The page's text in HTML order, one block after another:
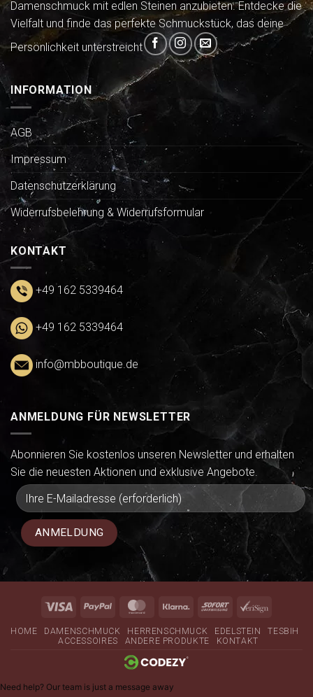
Damenschmuck mit edlen Steinen anzubieten. Entdecke die
Vielfalt und finde das perfekte Schmuckstück, das deine
Persönlichkeit unterstreicht
INFORMATION
AGB
Impressum
Datenschutzerklärung
Widerrufsbelehrung & Widerrufsformular
KONTAKT
+49 162 5339464
+49 162 5339464
info@mbboutique.de
ANMELDUNG FÜR NEWSLETTER
Abonnieren Sie kostenlos unseren Newsletter und erhalten
Sie die neuesten Aktionen und exklusive Angebote.
Visa PayPal MasterCardKlarna Sofort VeriSign
HOME DAMENSCHMUCK HERRENSCHMUCK EDELSTEIN
TESBIH
ACCESSOIRES
ANDERE PRODUKTE KONTAKT
Need help? Our team is just a message away